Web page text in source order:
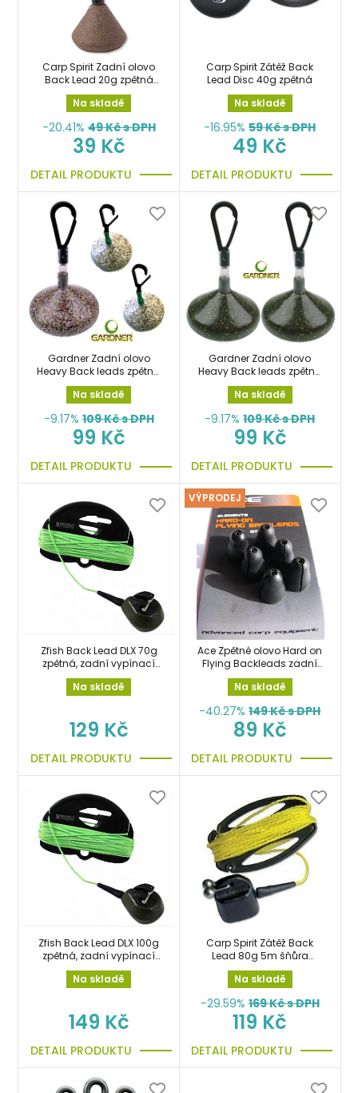
Carp Spirit Zadní olovo
Back Lead 20g zpětná
zátěž
Na skladě
-20.41% 49Kč s DPH
39 Kč
DETAIL PRODUKTU
Carp Spirit Zátěž Back
Lead Disc 40g zpětná
Na skladě
-16.95% 59Kč s DPH
49 Kč
DETAIL PRODUKTU
Gardner Zadní olovo
Heavy Back leads zpětná
zátěž 3ks písková
Na skladě
-9.17% 109Kč s DPH
99 Kč
DETAIL PRODUKTU
Gardner Zadní olovo
Heavy Back leads zpětná
zátěž 3ks zelená
Na skladě
-9.17% 109Kč s DPH
99 Kč
DETAIL PRODUKTU
Zfish Back Lead DLX 70g
zpětná, zadní vypínací
zátěž, olovo
Na skladě
129 Kč
DETAIL PRODUKTU
VÝPRODEJ
Ace Zpětné olovo Hard on
Flying Backleads zadní
zátěž 6ks
Na skladě
-40.27% 149Kč s DPH
89 Kč
DETAIL PRODUKTU
Zfish Back Lead DLX 100g
zpětná, zadní vypínací
zátěž, olovo
Na skladě
149 Kč
DETAIL PRODUKTU
Carp Spirit Zátěž Back
Lead 80g 5m šňůra
zadní olovo
Na skladě
-29.59% 169Kč s DPH
119 Kč
DETAIL PRODUKTU